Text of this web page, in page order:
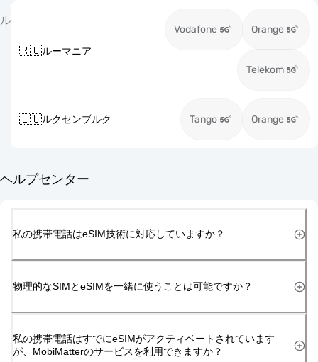
ル
🇷🇴ルーマニア
Vodafone Orange
Telekom
🇱🇺ルクセンブルク Tango Orange
ヘルプセンター
私の携帯電話はeSIM技術に対応していますか？
物理的なSIMとeSIMを一緒に使うことは可能ですか？
私の携帯電話はすでにeSIMがアクティベートされています
が、MobiMatterのサービスを利用できますか？